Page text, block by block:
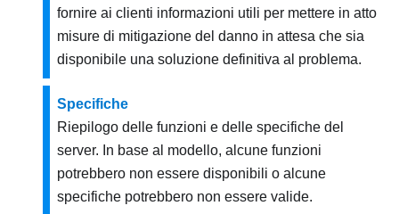
fornire ai clienti informazioni utili per mettere in atto
misure di mitigazione del danno in attesa che sia
disponibile una soluzione definitiva al problema.
Specifiche
Riepilogo delle funzioni e delle specifiche del
server. In base al modello, alcune funzioni
potrebbero non essere disponibili o alcune
specifiche potrebbero non essere valide.